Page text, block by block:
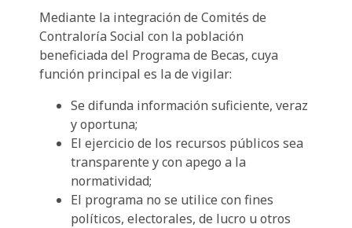
Mediante la integración de Comités de
Contraloría Social con la población
beneficiada del Programa de Becas, cuya
función principal es la de vigilar:
Se difunda información suficiente, veraz
y oportuna;
El ejercicio de los recursos públicos sea
transparente y con apego a la
normatividad;
El programa no se utilice con fines
políticos, electorales, de lucro u otros